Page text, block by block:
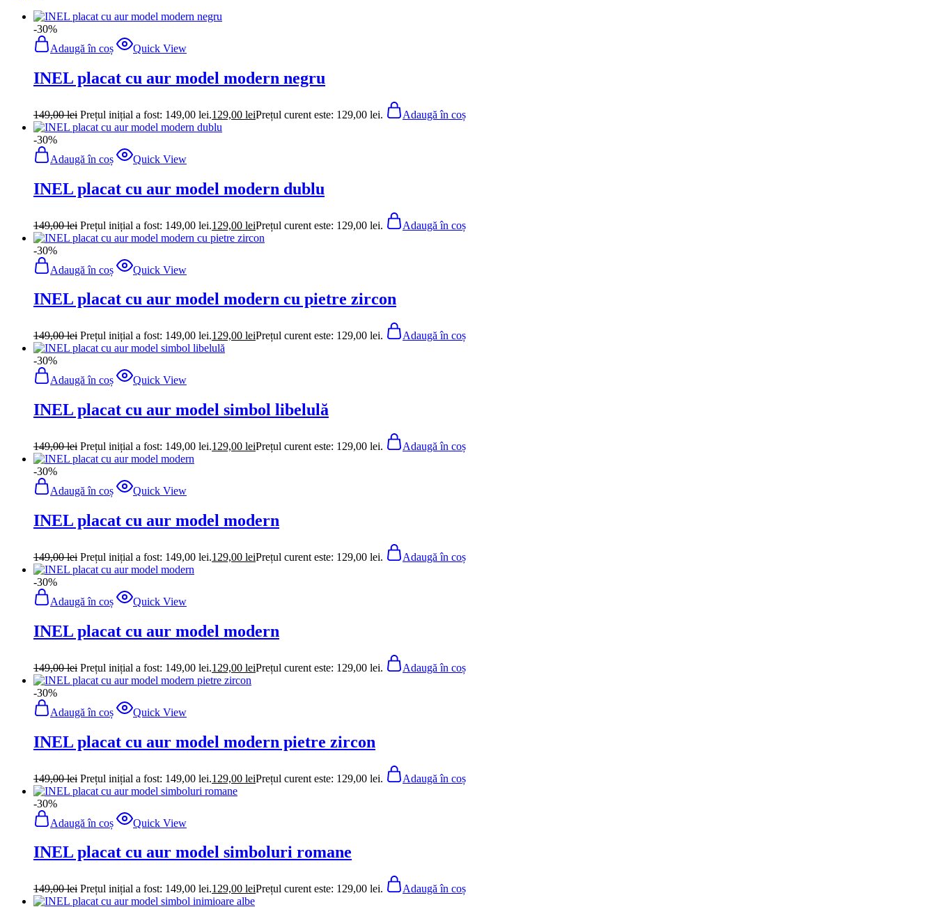
-30%
Adaugă în coș
Quick View
INEL placat cu aur model modern negru
149,00lei Prețul inițial a fost: 149,00 lei.129,00 leiPrețul curent este: 129,00 lei. Adaugă în coș
-30%
Adaugă în coș
Quick View
INEL placat cu aur model modern dublu
149,00lei Prețul inițial a fost: 149,00 lei.129,00 leiPrețul curent este: 129,00 lei. Adaugă în coș
-30%
Adaugă în coș
Quick View
INEL placat cu aur model modern cu pietre zircon
149,00lei Prețul inițial a fost: 149,00 lei.129,00 leiPrețul curent este: 129,00 lei. Adaugă în coș
-30%
Adaugă în coș
Quick View
INEL placat cu aur model simbol libelulă
149,00lei Prețul inițial a fost: 149,00 lei.129,00 leiPrețul curent este: 129,00 lei. Adaugă în coș
-30%
Adaugă în coș
Quick View
INEL placat cu aur model modern
149,00lei Prețul inițial a fost: 149,00 lei.129,00 leiPrețul curent este: 129,00 lei. Adaugă în coș
-30%
Adaugă în coș
Quick View
INEL placat cu aur model modern
149,00lei Prețul inițial a fost: 149,00 lei.129,00 leiPrețul curent este: 129,00 lei. Adaugă în coș
-30%
Adaugă în coș
Quick View
INEL placat cu aur model modern pietre zircon
149,00lei Prețul inițial a fost: 149,00 lei.129,00 leiPrețul curent este: 129,00 lei. Adaugă în coș
-30%
Adaugă în coș
Quick View
INEL placat cu aur model simboluri romane
149,00lei Prețul inițial a fost: 149,00 lei.129,00 leiPrețul curent este: 129,00 lei. Adaugă în coș